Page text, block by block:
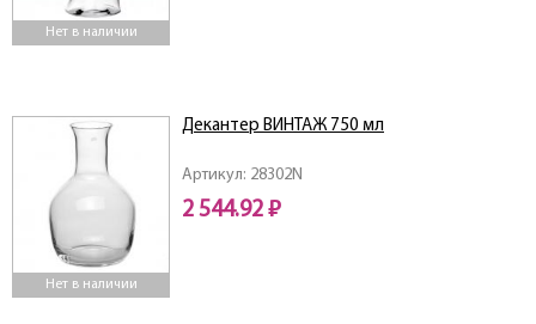
Нет в наличии
Нет в наличии
Артикул: 28302N
Декантер ВИНТАЖ 750 мл
2 544.92 ₽